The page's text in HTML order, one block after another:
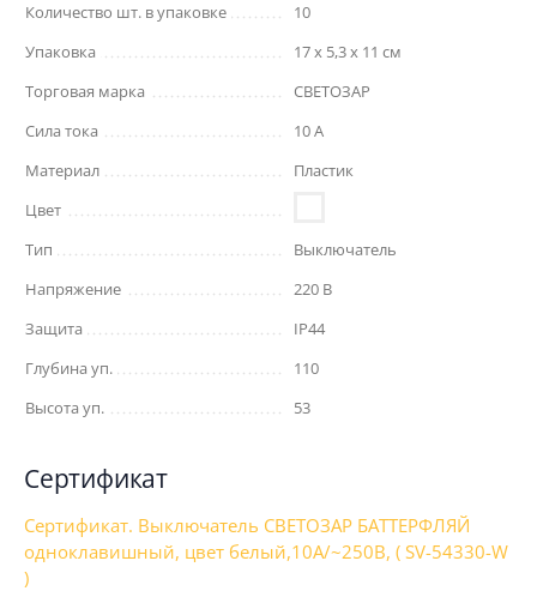
Количество шт. в упаковке
10
Упаковка
17 x 5,3 x 11 см
Торговая марка
СВЕТОЗАР
Сила тока
10 А
Материал
Пластик
Цвет
Тип
Выключатель
Напряжение
220 В
Защита
IP44
Глубина уп.
110
Высота уп.
53
Сертификат
Сертификат. Выключатель СВЕТОЗАР БАТТЕРФЛЯЙ
одноклавишный, цвет белый,10А/~250В, ( SV-54330-W
)